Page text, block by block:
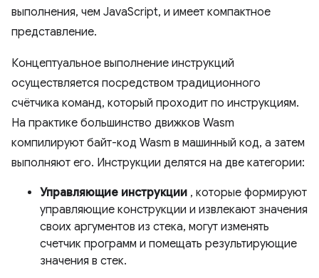
выполнения, чем JavaScript, и имеет компактное
представление.
Концептуальное выполнение инструкций
осуществляется посредством традиционного
счётчика команд, который проходит по инструкциям.
На практике большинство движков Wasm
компилируют байт-код Wasm в машинный код, а затем
выполняют его. Инструкции делятся на две категории:
Управляющие инструкции , которые формируют
управляющие конструкции и извлекают значения
своих аргументов из стека, могут изменять
счетчик программ и помещать результирующие
значения в стек.